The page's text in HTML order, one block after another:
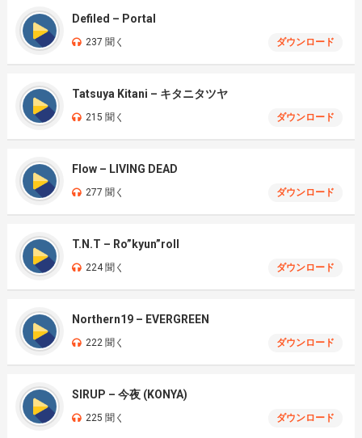
Defiled – Portal
237 聞く ダウンロード
Tatsuya Kitani – キタニタツヤ
215 聞く ダウンロード
Flow – LIVING DEAD
277 聞く ダウンロード
T.N.T – Ro”kyun”roll
224 聞く ダウンロード
Northern19 – EVERGREEN
222 聞く ダウンロード
SIRUP – 今夜 (KONYA)
225 聞く ダウンロード